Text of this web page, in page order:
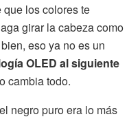
los colores te
girar la cabeza como
eso ya no es un
OLED al siguiente
cambia todo.
negro puro era lo más